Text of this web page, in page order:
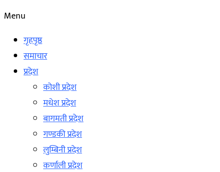
Menu
गृहपृष्ठ
समाचार
प्रदेश
कोशी प्रदेश
मधेश प्रदेश
बागमती प्रदेश
गण्डकी प्रदेश
लुम्बिनी प्रदेश
कर्णाली प्रदेश